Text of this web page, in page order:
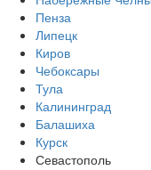
Пенза
Липецк
Киров
Чебоксары
Тула
Калининград
Балашиха
Курск
Севастополь